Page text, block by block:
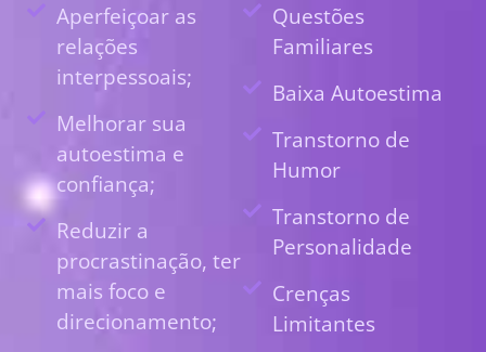
Aperfeiçoar as
relações
interpessoais;
Melhorar sua
autoestima e
confiança;
Reduzir a
procrastinação, ter
mais foco e
direcionamento;
Questões
Familiares
Baixa Autoestima
Transtorno de
Humor
Transtorno de
Personalidade
Crenças
Limitantes